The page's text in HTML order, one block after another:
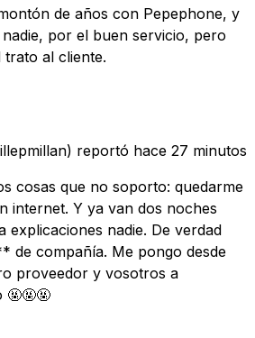
de años con Pepephone, y
por el buen servicio, pero
al cliente.
reportó hace 27 minutos
cosas que no soporto: quedarme
internet. Y ya van dos noches
explicaciones nadie. De verdad
compañía. Me pongo desde
proveedor y vosotros a
🤬🤬🤬